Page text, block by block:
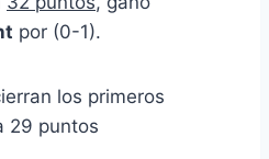
por (0-1).
los primeros
29 puntos